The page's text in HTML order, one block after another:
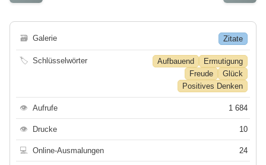
🗃 Galerie Zitate
🏷 Schlüsselwörter Aufbauend
Ermutigung
Freude
Glück
Positives Denken
👁 Aufrufe 1 684
👁 Drucke 10
💻 Online-Ausmalungen 24